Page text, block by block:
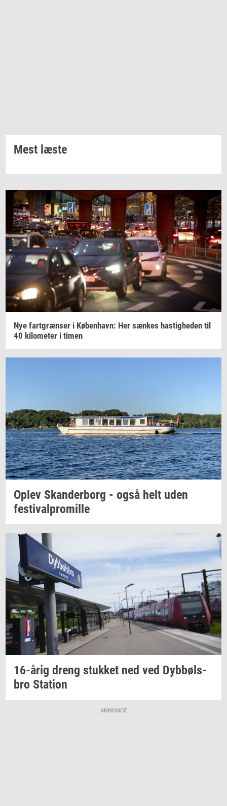
Mest læste
Nye fart­græn­ser i Kø­ben­havn: Her sæn­kes ha­stig­he­den til
40 ki­lo­me­ter i timen
Oplev Skan­der­borg - også helt uden
festi­val­pro­mil­le
16-årig dreng stuk­ket ned ved Dybbøls­
bro Sta­tion
ANNONCE